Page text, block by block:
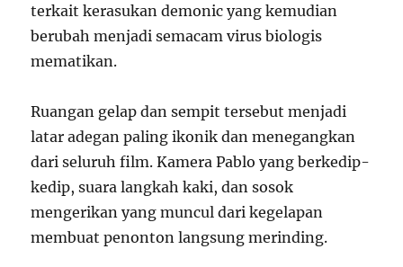
terkait kerasukan demonic yang kemudian
berubah menjadi semacam virus biologis
mematikan.
Ruangan gelap dan sempit tersebut menjadi
latar adegan paling ikonik dan menegangkan
dari seluruh film. Kamera Pablo yang berkedip-
kedip, suara langkah kaki, dan sosok
mengerikan yang muncul dari kegelapan
membuat penonton langsung merinding.